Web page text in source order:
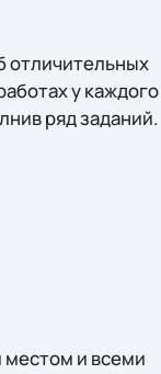
отличительных
у каждого
ряд заданий.
и всеми